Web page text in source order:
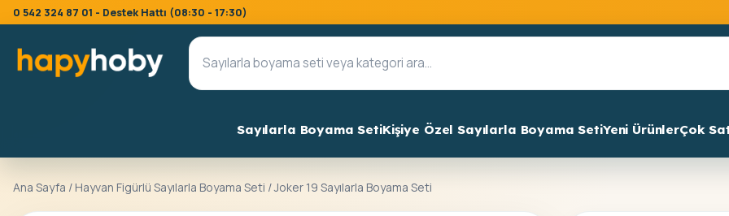
0 542 324 87 01 - Destek Hattı (08:30 - 17:30)
Sayılarla Boyama SetiKişiye Özel Sayılarla Boyama SetiYeni ÜrünlerÇok
Ana Sayfa / Hayvan Figürlü Sayılarla Boyama Seti / Joker 19 Sayılarla Boyama Seti